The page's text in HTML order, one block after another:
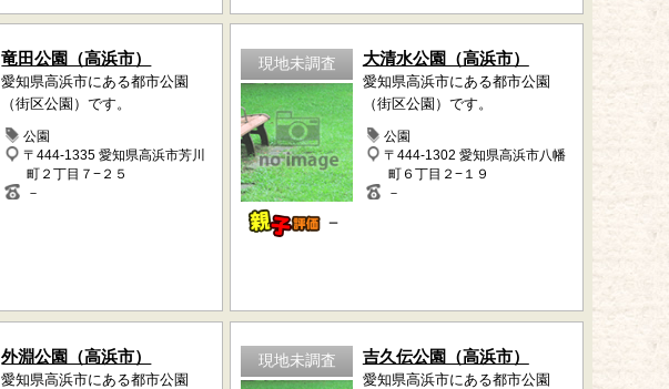
竜田公園（高浜市）
愛知県高浜市にある都市公園
（街区公園）です。
公園
〒444-1335 愛知県高浜市芳川
町２丁目７−２５
－
現地未調査
－
大清水公園（高浜市）
愛知県高浜市にある都市公園
（街区公園）です。
公園
〒444-1302 愛知県高浜市八幡
町６丁目２−１９
－
外淵公園（高浜市）
愛知県高浜市にある都市公園
現地未調査 吉久伝公園（高浜市）
愛知県高浜市にある都市公園